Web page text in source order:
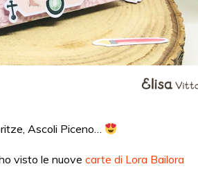
Ascoli Piceno…
visto le nuove carte di Lora Bailora